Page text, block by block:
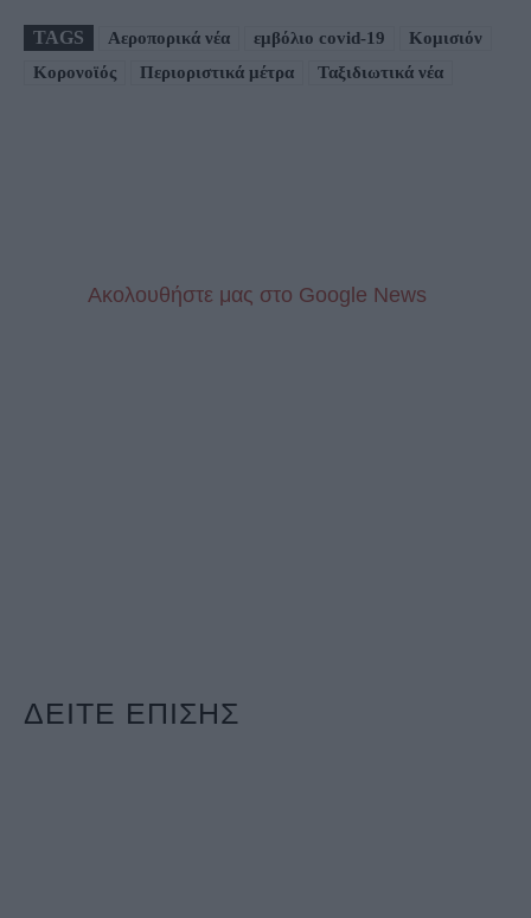
TAGS Αεροπορικά νέα εμβόλιο covid-19
Κομισιόν
Κορονοϊός
Περιοριστικά μέτρα Ταξιδιωτικά νέα
Aκολουθήστε μας στo Google News
ΔΕΙΤΕ ΕΠΙΣΗΣ